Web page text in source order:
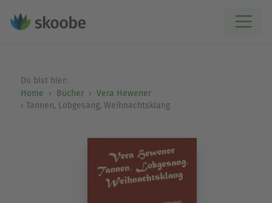
Du bist hier:
Home
Bücher
Vera Hewener
Tannen, Lobgesang, Weihnachtsklang